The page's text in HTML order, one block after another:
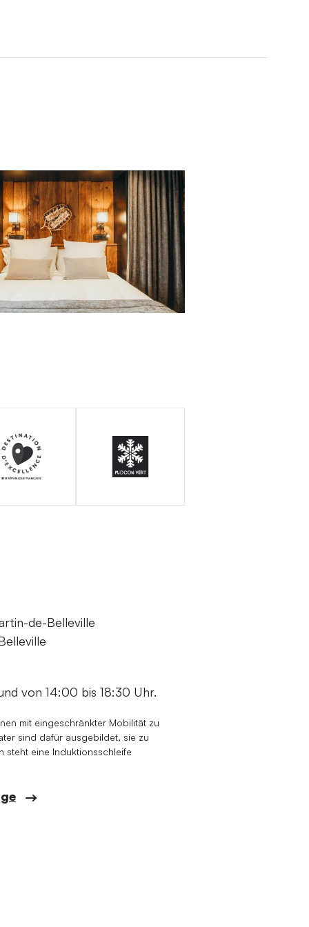
de-Belleville
von 14:00 bis 18:30 Uhr.
mit eingeschränkter Mobilität zu
sind dafür ausgebildet, sie zu
steht eine Induktionsschleife